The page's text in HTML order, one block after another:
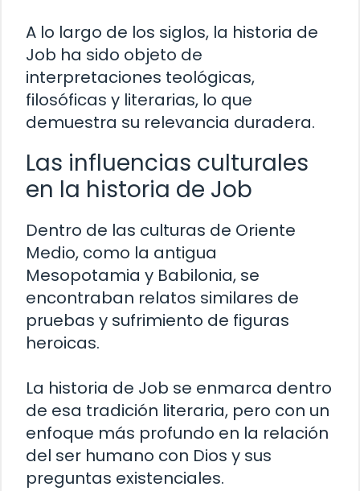
A lo largo de los siglos, la historia de
Job ha sido objeto de
interpretaciones teológicas,
filosóficas y literarias, lo que
demuestra su relevancia duradera.
Las influencias culturales
en la historia de Job
Dentro de las culturas de Oriente
Medio, como la antigua
Mesopotamia y Babilonia, se
encontraban relatos similares de
pruebas y sufrimiento de figuras
heroicas.
La historia de Job se enmarca dentro
de esa tradición literaria, pero con un
enfoque más profundo en la relación
del ser humano con Dios y sus
preguntas existenciales.